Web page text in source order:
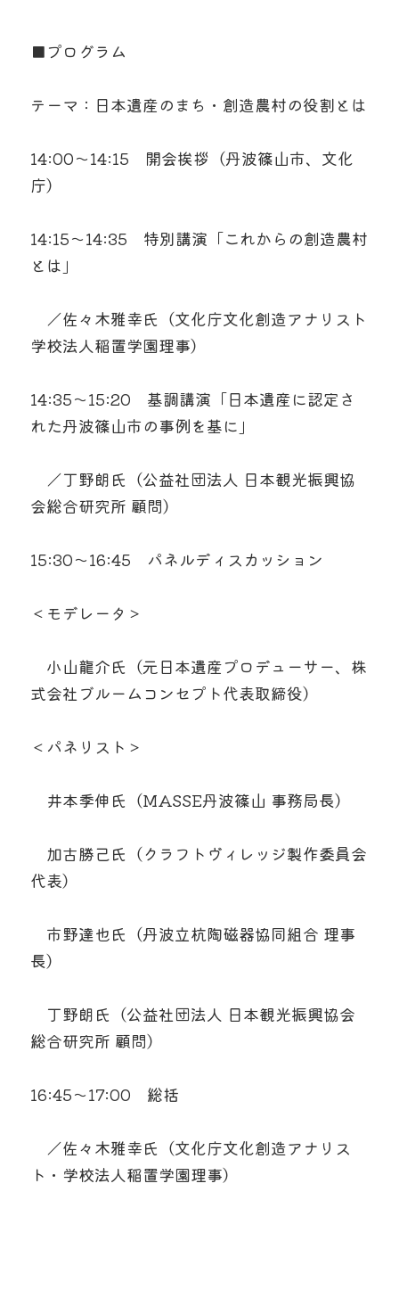
■プログラム
テーマ：日本遺産のまち・創造農村の役割とは
14:00～14:15　開会挨拶（丹波篠山市、文化
庁）
14:15～14:35　特別講演「これからの創造農村
とは」
／佐々木雅幸氏（文化庁文化創造アナリスト
学校法人稲置学園理事）
14:35～15:20　基調講演「日本遺産に認定さ
れた丹波篠山市の事例を基に」
／丁野朗氏（公益社団法人 日本観光振興協
会総合研究所 顧問）
15:30～16:45　パネルディスカッション
＜モデレータ＞
小山龍介氏（元日本遺産プロデューサー、株
式会社ブルームコンセプト代表取締役）
＜パネリスト＞
井本季伸氏（MASSE丹波篠山 事務局長）
加古勝己氏（クラフトヴィレッジ製作委員会
代表）
市野達也氏（丹波立杭陶磁器協同組合 理事
長）
丁野朗氏（公益社団法人 日本観光振興協会
総合研究所 顧問）
16:45～17:00　総括
／佐々木雅幸氏（文化庁文化創造アナリス
ト・学校法人稲置学園理事）